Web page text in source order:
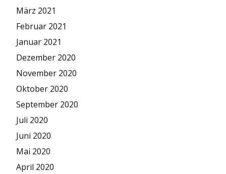
März 2021
Februar 2021
Januar 2021
Dezember 2020
November 2020
Oktober 2020
September 2020
Juli 2020
Juni 2020
Mai 2020
April 2020